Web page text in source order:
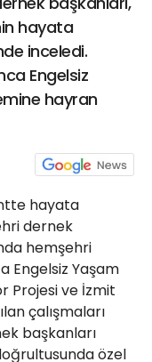
hayata
inceledi.
Engelsiz
hayran
hayata
dernek
hemşehri
Engelsiz Yaşam
Projesi ve İzmit
çalışmaları
başkanları
özel